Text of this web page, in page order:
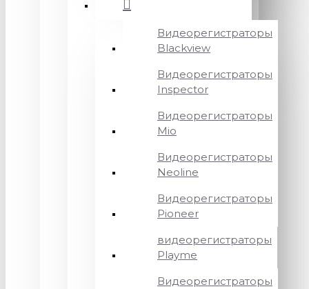
Видеорегистраторы
Blackview
Видеорегистраторы
Inspector
Видеорегистраторы
Mio
Видеорегистраторы
Neoline
Видеорегистраторы
Pioneer
видеорегистраторы
Playme
Видеорегистраторы